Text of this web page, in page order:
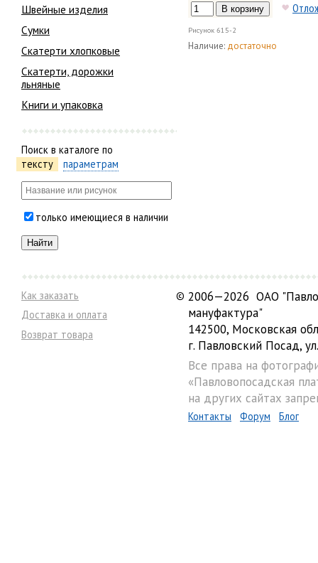
Швейные изделия
Сумки
Скатерти хлопковые
Скатерти, дорожки
льняные
Книги и упаковка
Поиск в каталоге по
тексту
параметрам
только имеющиеся в наличии
Рисунок 615-2
Наличие: достаточно
Как заказать
Доставка и оплата
Возврат товара
© 2006—2026 ОАО
мануфактура"
142500, Московская
г. Павловский Посад,
Все права на
«Павловопосадская
на других сайтах
Контакты Форум Блог